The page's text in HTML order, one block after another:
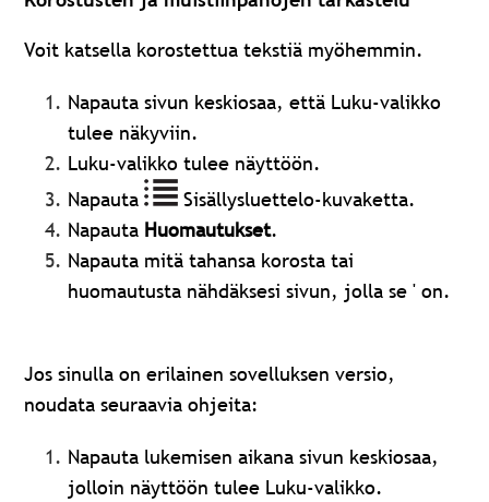
Voit katsella korostettua tekstiä myöhemmin.
Napauta sivun keskiosaa, että Luku-valikko
tulee näkyviin.
Luku-valikko tulee näyttöön.
Napauta
Sisällysluettelo-kuvaketta.
Napauta Huomautukset.
Napauta mitä tahansa korosta tai
huomautusta nähdäksesi sivun, jolla se ' on.
Jos sinulla on erilainen sovelluksen versio,
noudata seuraavia ohjeita:
Napauta lukemisen aikana sivun keskiosaa,
jolloin näyttöön tulee Luku-valikko.